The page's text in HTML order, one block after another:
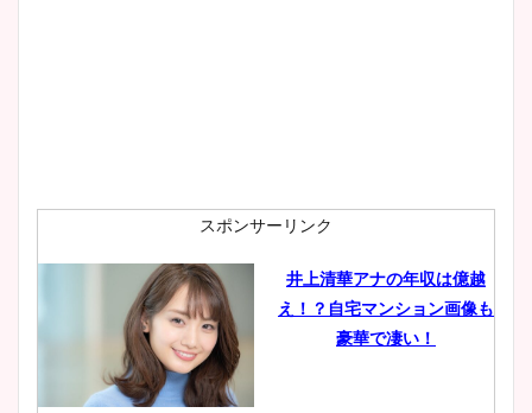
肉も凄い！
鈴木唯の太ってた時の体重が
ヤバすぎww原因や痩せたダ
スポンサーリンク
井上清華アナの年収は億越
え！？自宅マンション画像も
豪華で凄い！